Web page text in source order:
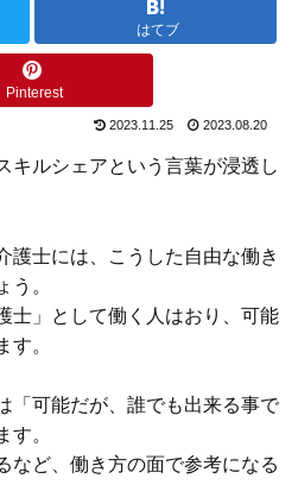
はてブ
Pinterest
2023.11.25 2023.08.20
キルシェアという言葉が浸透し
護士には、こうした自由な働き
う。
士」として働く人はおり、可能
す。
「可能だが、誰でも出来る事で
す。
など、働き方の面で参考になる